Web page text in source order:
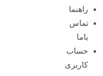
راهنما
تماس
باما
حساب
کاربری